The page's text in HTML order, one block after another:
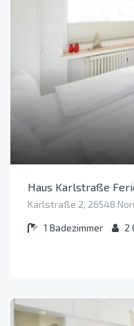
Haus Karlstraße
Karlstraße 2, 26548
1 Badezimmer 2